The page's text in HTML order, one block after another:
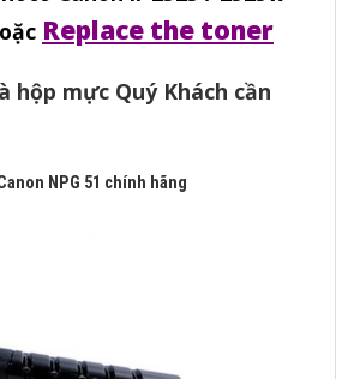
Replace the toner
hộp mực Quý Khách cần
NPG 51 chính hãng